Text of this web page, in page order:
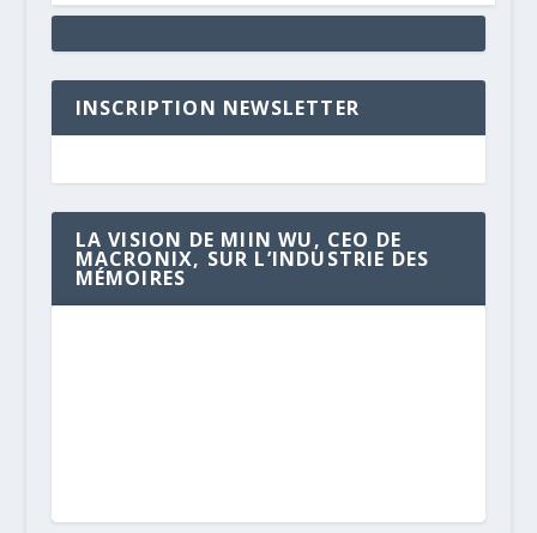
INSCRIPTION NEWSLETTER
LA VISION DE MIIN WU, CEO DE
MACRONIX, SUR L’INDUSTRIE DES
MÉMOIRES